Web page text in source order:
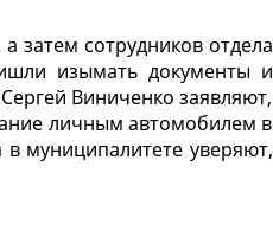
затем сотрудников отдела
изымать документы и
Виниченко заявляют,
личным автомобилем в
муниципалитете уверяют,